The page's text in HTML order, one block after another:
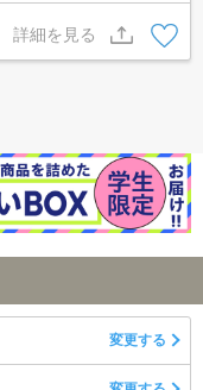
詳細を見る
変更する